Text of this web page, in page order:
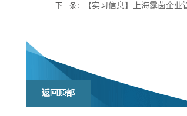
下一条： 【实习信息】上海露茵企业